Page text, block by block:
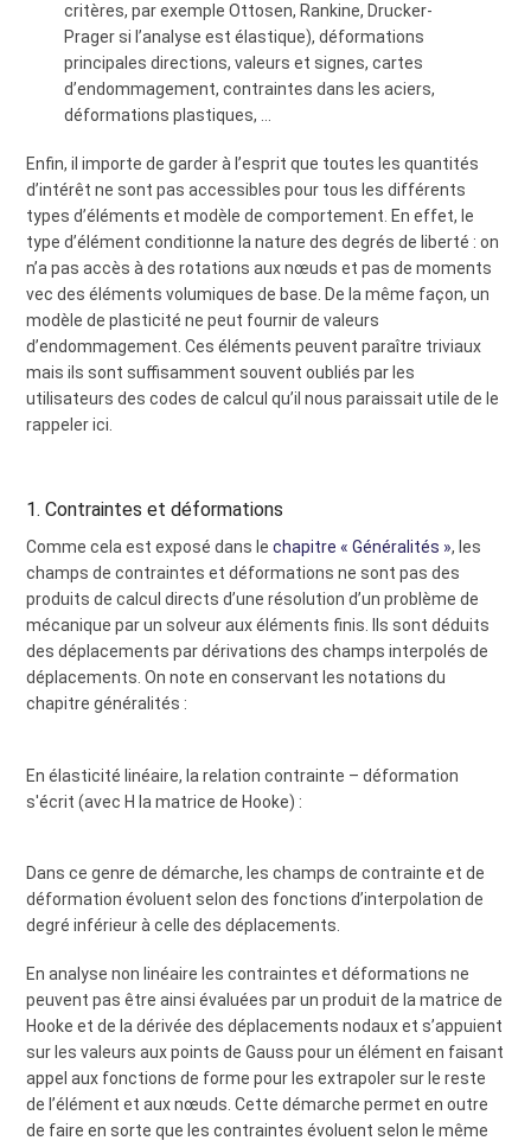
critères, par exemple Ottosen, Rankine, Drucker-
Prager si l’analyse est élastique), déformations
principales directions, valeurs et signes, cartes
d’endommagement, contraintes dans les aciers,
déformations plastiques, …
Enfin, il importe de garder à l’esprit que toutes les quantités
d’intérêt ne sont pas accessibles pour tous les différents
types d’éléments et modèle de comportement. En effet, le
type d’élément conditionne la nature des degrés de liberté : on
n’a pas accès à des rotations aux nœuds et pas de moments
vec des éléments volumiques de base. De la même façon, un
modèle de plasticité ne peut fournir de valeurs
d’endommagement. Ces éléments peuvent paraître triviaux
mais ils sont suffisamment souvent oubliés par les
utilisateurs des codes de calcul qu’il nous paraissait utile de le
rappeler ici.
1. Contraintes et déformations
Comme cela est exposé dans le chapitre « Généralités », les
champs de contraintes et déformations ne sont pas des
produits de calcul directs d’une résolution d’un problème de
mécanique par un solveur aux éléments finis. Ils sont déduits
des déplacements par dérivations des champs interpolés de
déplacements. On note en conservant les notations du
chapitre généralités :
En élasticité linéaire, la relation contrainte – déformation
s'écrit (avec H la matrice de Hooke) :
Dans ce genre de démarche, les champs de contrainte et de
déformation évoluent selon des fonctions d’interpolation de
degré inférieur à celle des déplacements.
En analyse non linéaire les contraintes et déformations ne
peuvent pas être ainsi évaluées par un produit de la matrice de
Hooke et de la dérivée des déplacements nodaux et s’appuient
sur les valeurs aux points de Gauss pour un élément en faisant
appel aux fonctions de forme pour les extrapoler sur le reste
de l’élément et aux nœuds. Cette démarche permet en outre
de faire en sorte que les contraintes évoluent selon le même